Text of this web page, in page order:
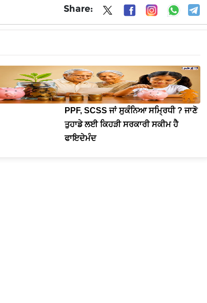
Share:
PPF, SCSS ਜਾਂ ਸੁਕੰਨਿਆ ਸਮ੍ਰਿਧੀ ? ਜਾਣੋ
ਤੁਹਾਡੇ ਲਈ ਕਿਹੜੀ ਸਰਕਾਰੀ ਸਕੀਮ ਹੈ
ਫਾਇਦੇਮੰਦ